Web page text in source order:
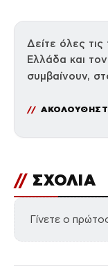
Δείτε όλες τις
Ελλάδα και
συμβαίνουν,
// ΣΧΟΛΙΑ
Γίνετε ο